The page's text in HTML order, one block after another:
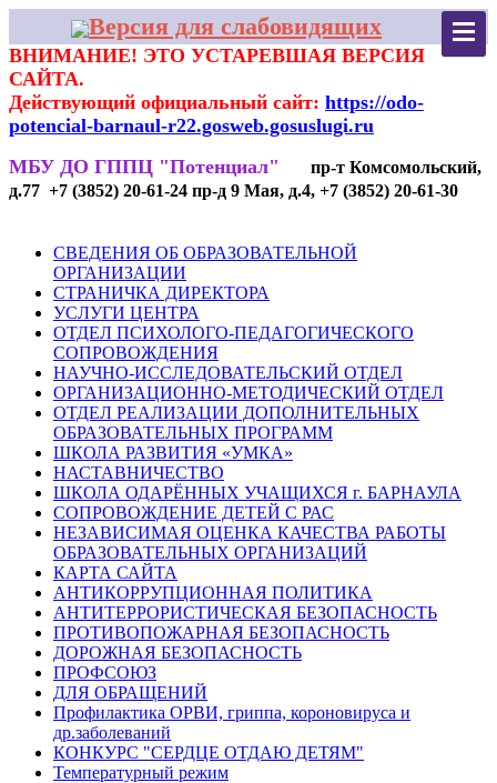
Версия для слабовидящих
ВНИМАНИЕ! ЭТО УСТАРЕВШАЯ ВЕРСИЯ
САЙТА.
Действующий официальный сайт: https://odo-
potencial-barnaul-r22.gosweb.gosuslugi.ru
МБУ ДО ГППЦ "Потенциал"
пр-т Комсомольский,
д.77 +7 (3852) 20-61-24 пр-д 9 Мая, д.4, +7 (3852) 20-61-30
СВЕДЕНИЯ ОБ ОБРАЗОВАТЕЛЬНОЙ
ОРГАНИЗАЦИИ
СТРАНИЧКА ДИРЕКТОРА
УСЛУГИ ЦЕНТРА
ОТДЕЛ ПСИХОЛОГО-ПЕДАГОГИЧЕСКОГО
СОПРОВОЖДЕНИЯ
НАУЧНО-ИССЛЕДОВАТЕЛЬСКИЙ ОТДЕЛ
ОРГАНИЗАЦИОННО-МЕТОДИЧЕСКИЙ ОТДЕЛ
ОТДЕЛ РЕАЛИЗАЦИИ ДОПОЛНИТЕЛЬНЫХ
ОБРАЗОВАТЕЛЬНЫХ ПРОГРАММ
ШКОЛА РАЗВИТИЯ «УМКА»
НАСТАВНИЧЕСТВО
ШКОЛА ОДАРЁННЫХ УЧАЩИХСЯ г. БАРНАУЛА
СОПРОВОЖДЕНИЕ ДЕТЕЙ С РАС
НЕЗАВИСИМАЯ ОЦЕНКА КАЧЕСТВА РАБОТЫ
ОБРАЗОВАТЕЛЬНЫХ ОРГАНИЗАЦИЙ
КАРТА САЙТА
АНТИКОРРУПЦИОННАЯ ПОЛИТИКА
АНТИТЕРРОРИСТИЧЕСКАЯ БЕЗОПАСНОСТЬ
ПРОТИВОПОЖАРНАЯ БЕЗОПАСНОСТЬ
ДОРОЖНАЯ БЕЗОПАСНОСТЬ
ПРОФСОЮЗ
ДЛЯ ОБРАЩЕНИЙ
Профилактика ОРВИ, гриппа, короновируса и
др.заболеваний
КОНКУРС "СЕРДЦЕ ОТДАЮ ДЕТЯМ"
Температурный режим